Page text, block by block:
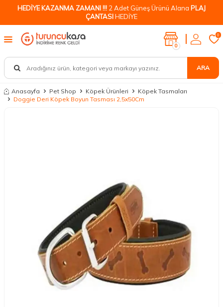
HEDİYE KAZANMA ZAMANI !!! 2 Adet Güneş Ürünü Alana PLAJ
ÇANTASIHEDİYE
ARA
0
0
Anasayfa Pet Shop Köpek Ürünleri
Köpek Tasmaları
Doggie Deri Köpek Boyun Tasması 2,5x50Cm